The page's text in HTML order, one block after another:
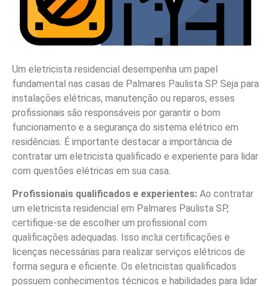
Um eletricista residencial desempenha um papel
fundamental nas casas de Palmares Paulista SP. Seja para
instalações elétricas, manutenção ou reparos, esses
profissionais são responsáveis por garantir o bom
funcionamento e a segurança do sistema elétrico em
residências. É importante destacar a importância de
contratar um eletricista qualificado e experiente para lidar
com questões elétricas em sua casa.
Profissionais qualificados e experientes: Ao contratar
um eletricista residencial em Palmares Paulista SP,
certifique-se de escolher um profissional com
qualificações adequadas. Isso inclui certificações e
licenças necessárias para realizar serviços elétricos de
forma segura e eficiente. Os eletricistas qualificados
possuem conhecimentos técnicos e habilidades para lidar